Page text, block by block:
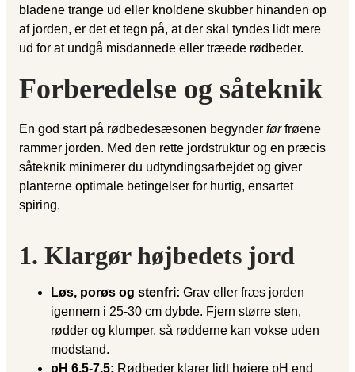
bladene trange ud eller knoldene skubber hinanden op
af jorden, er det et tegn på, at der skal tyndes lidt mere
ud for at undgå misdannede eller træede rødbeder.
Forberedelse og såteknik
En god start på rødbedesæsonen begynder førfrøene
rammer jorden. Med den rette jordstruktur og en præcis
såteknik minimerer du udtyndingsarbejdet og giver
planterne optimale betingelser for hurtig, ensartet
spiring.
1. Klargør højbedets jord
Løs, porøs og stenfri: Grav eller fræs jorden
igennem i 25-30 cm dybde. Fjern større sten,
rødder og klumper, så rødderne kan vokse uden
modstand.
pH 6,5-7,5: Rødbeder klarer lidt højere pH end